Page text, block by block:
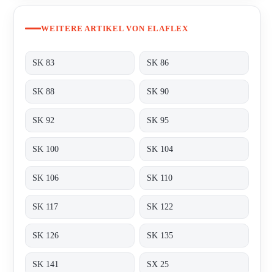
WEITERE ARTIKEL VON ELAFLEX
SK 83 SK 86
SK 88 SK 90
SK 92 SK 95
SK 100 SK 104
SK 106 SK 110
SK 117 SK 122
SK 126 SK 135
SK 141 SX 25